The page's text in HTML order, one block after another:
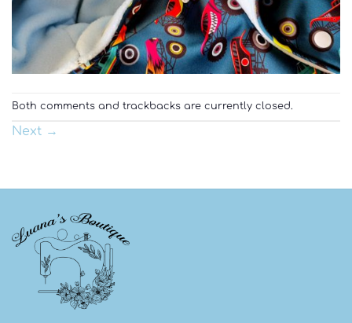
Both comments and trackbacks are currently closed.
Next →